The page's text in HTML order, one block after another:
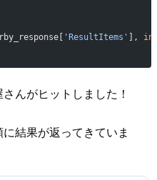
'ResultItems' ],
んがヒットしました！
結果が返ってきていま